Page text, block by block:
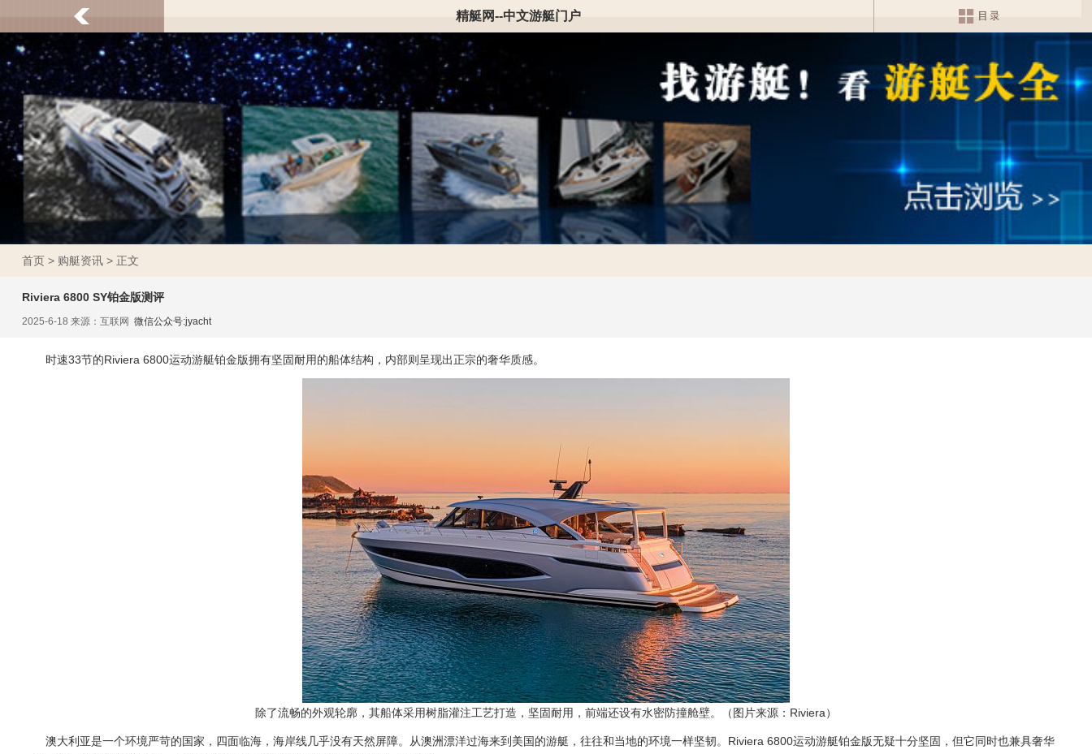
精艇网--中文游艇门户
首页> 购艇资讯> 正文
Riviera 6800 SY铂金版测评
2025-6-18 来源：互联网 微信公众号:jyacht
时速33节的Riviera 6800运动游艇铂金版拥有坚固耐用的船体结构，内部则呈现出正宗的奢华质感。
除了流畅的外观轮廓，其船体采用树脂灌注工艺打造，坚固耐用，前端还设有水密防撞舱壁。（图片来源：Riviera）
澳大利亚是一个环境严苛的国家，四面临海，海岸线几乎没有天然屏障。从澳洲漂洋过海来到美国的游艇，往往和当地的环境一样坚韧。Riviera 6800运动游艇铂金版无疑十分坚固，但它同时也兼具奢华